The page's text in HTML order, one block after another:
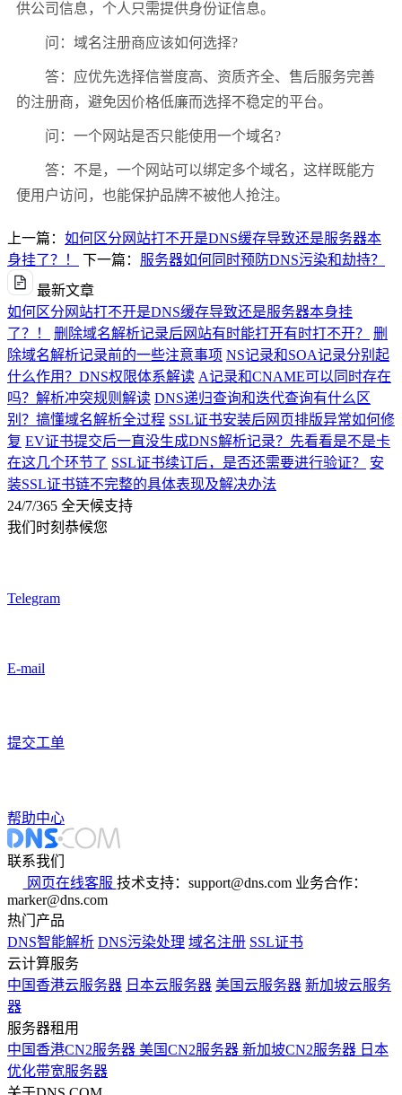
供公司信息，个人只需提供身份证信息。
问：域名注册商应该如何选择?
答：应优先选择信誉度高、资质齐全、售后服务完善
的注册商，避免因价格低廉而选择不稳定的平台。
问：一个网站是否只能使用一个域名?
答：不是，一个网站可以绑定多个域名，这样既能方
便用户访问，也能保护品牌不被他人抢注。
上一篇： 如何区分网站打不开是DNS缓存导致还是服务器本
身挂了？！
下一篇： 服务器如何同时预防DNS污染和劫持？
最新文章
如何区分网站打不开是DNS缓存导致还是服务器本身挂
了？！
删除域名解析记录后网站有时能打开有时打不开？
删
除域名解析记录前的一些注意事项 NS记录和SOA记录分别起
什么作用？DNS权限体系解读 A记录和CNAME可以同时存在
吗？解析冲突规则解读 DNS递归查询和迭代查询有什么区
别？搞懂域名解析全过程 SSL证书安装后网页排版异常如何修
复 EV证书提交后一直没生成DNS解析记录？先看看是不是卡
在这几个环节了 SSL证书续订后，是否还需要进行验证？
安
装SSL证书链不完整的具体表现及解决办法
24/7/365 全天候支持
我们时刻恭候您
Telegram
E-mail
提交工单
帮助中心
联系我们
网页在线客服 技术支持：support@dns.com 业务合作：
marker@dns.com
热门产品
DNS智能解析 DNS污染处理 域名注册 SSL证书
云计算服务
中国香港云服务器 日本云服务器 美国云服务器 新加坡云服务
器
服务器租用
中国香港CN2服务器 美国CN2服务器 新加坡CN2服务器 日本
优化带宽服务器